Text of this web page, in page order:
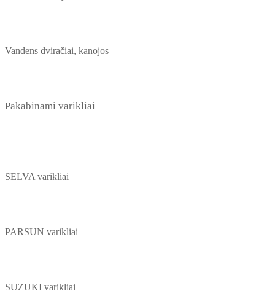
Vandens dviračiai, kanojos
Pakabinami varikliai
SELVA varikliai
PARSUN varikliai
SUZUKI varikliai